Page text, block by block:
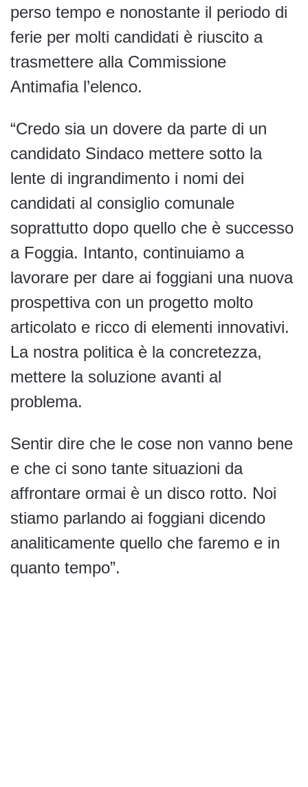
perso tempo e nonostante il periodo di
ferie per molti candidati è riuscito a
trasmettere alla Commissione
Antimafia l’elenco.
“Credo sia un dovere da parte di un
candidato Sindaco mettere sotto la
lente di ingrandimento i nomi dei
candidati al consiglio comunale
soprattutto dopo quello che è successo
a Foggia. Intanto, continuiamo a
lavorare per dare ai foggiani una nuova
prospettiva con un progetto molto
articolato e ricco di elementi innovativi.
La nostra politica è la concretezza,
mettere la soluzione avanti al
problema.
Sentir dire che le cose non vanno bene
e che ci sono tante situazioni da
affrontare ormai è un disco rotto. Noi
stiamo parlando ai foggiani dicendo
analiticamente quello che faremo e in
quanto tempo”.